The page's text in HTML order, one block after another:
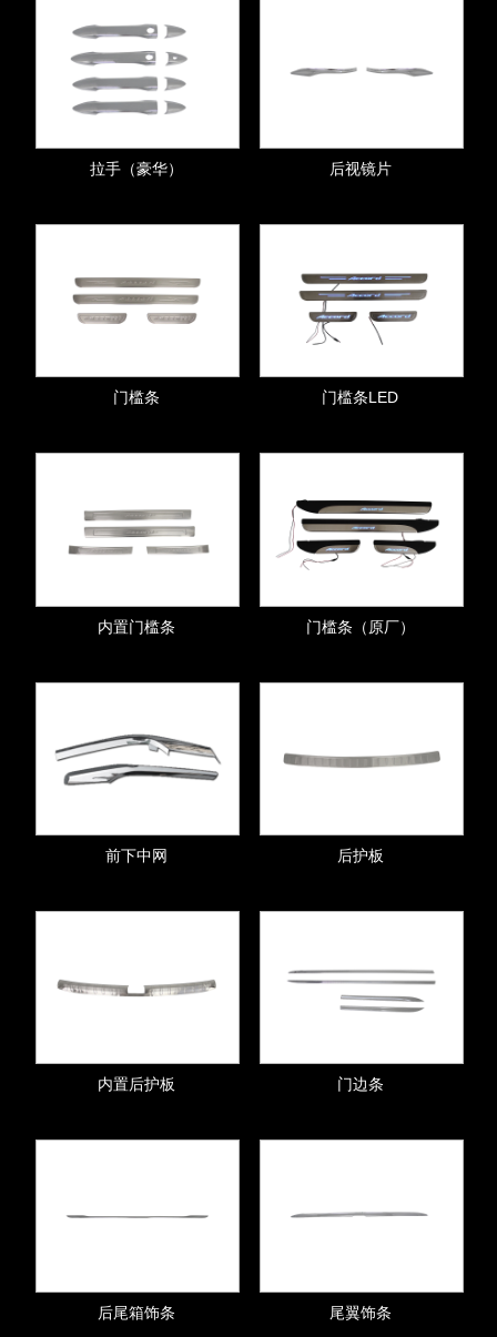
拉手（豪华） 后视镜片
门槛条 门槛条LED
内置门槛条 门槛条（原厂）
前下中网 后护板
内置后护板 门边条
后尾箱饰条 尾翼饰条